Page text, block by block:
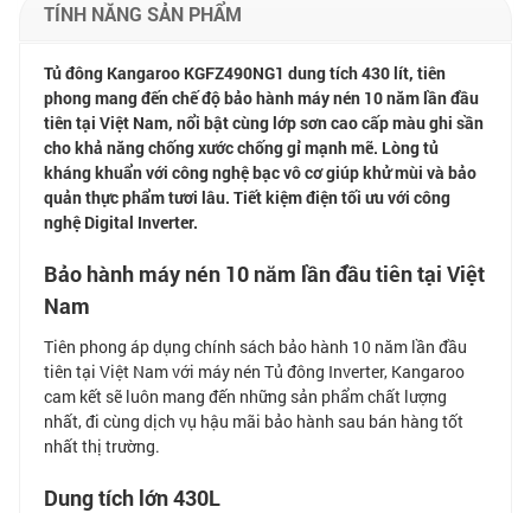
TÍNH NĂNG SẢN PHẨM
Tủ đông Kangaroo KGFZ490NG1 dung tích 430 lít, tiên
phong mang đến chế độ bảo hành máy nén 10 năm lần đầu
tiên tại Việt Nam, nổi bật cùng lớp sơn cao cấp màu ghi sần
cho khả năng chống xước chống gỉ mạnh mẽ. Lòng tủ
kháng khuẩn với công nghệ bạc vô cơ giúp khử mùi và bảo
quản thực phẩm tươi lâu. Tiết kiệm điện tối ưu với công
nghệ Digital Inverter.
Bảo hành máy nén 10 năm lần đầu tiên tại Việt
Nam
Tiên phong áp dụng chính sách bảo hành 10 năm lần đầu
tiên tại Việt Nam với máy nén Tủ đông Inverter, Kangaroo
cam kết sẽ luôn mang đến những sản phẩm chất lượng
nhất, đi cùng dịch vụ hậu mãi bảo hành sau bán hàng tốt
nhất thị trường.
Dung tích lớn 430L